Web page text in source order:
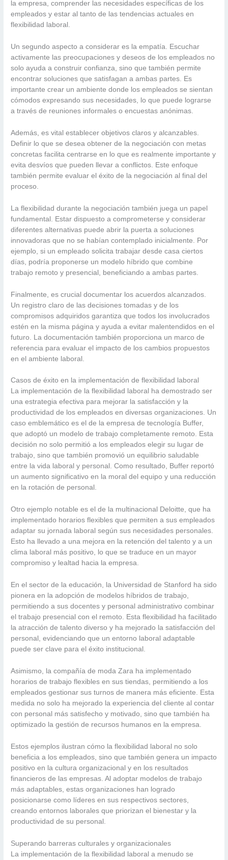
la empresa, comprender las necesidades específicas de los
empleados y estar al tanto de las tendencias actuales en
flexibilidad laboral.
Un segundo aspecto a considerar es la empatía. Escuchar
activamente las preocupaciones y deseos de los empleados no
solo ayuda a construir confianza, sino que también permite
encontrar soluciones que satisfagan a ambas partes. Es
importante crear un ambiente donde los empleados se sientan
cómodos expresando sus necesidades, lo que puede lograrse
a través de reuniones informales o encuestas anónimas.
Además, es vital establecer objetivos claros y alcanzables.
Definir lo que se desea obtener de la negociación con metas
concretas facilita centrarse en lo que es realmente importante y
evita desvíos que pueden llevar a conflictos. Este enfoque
también permite evaluar el éxito de la negociación al final del
proceso.
La flexibilidad durante la negociación también juega un papel
fundamental. Estar dispuesto a comprometerse y considerar
diferentes alternativas puede abrir la puerta a soluciones
innovadoras que no se habían contemplado inicialmente. Por
ejemplo, si un empleado solicita trabajar desde casa ciertos
días, podría proponerse un modelo híbrido que combine
trabajo remoto y presencial, beneficiando a ambas partes.
Finalmente, es crucial documentar los acuerdos alcanzados.
Un registro claro de las decisiones tomadas y de los
compromisos adquiridos garantiza que todos los involucrados
estén en la misma página y ayuda a evitar malentendidos en el
futuro. La documentación también proporciona un marco de
referencia para evaluar el impacto de los cambios propuestos
en el ambiente laboral.
Casos de éxito en la implementación de flexibilidad laboral
La implementación de la flexibilidad laboral ha demostrado ser
una estrategia efectiva para mejorar la satisfacción y la
productividad de los empleados en diversas organizaciones. Un
caso emblemático es el de la empresa de tecnología Buffer,
que adoptó un modelo de trabajo completamente remoto. Esta
decisión no solo permitió a los empleados elegir su lugar de
trabajo, sino que también promovió un equilibrio saludable
entre la vida laboral y personal. Como resultado, Buffer reportó
un aumento significativo en la moral del equipo y una reducción
en la rotación de personal.
Otro ejemplo notable es el de la multinacional Deloitte, que ha
implementado horarios flexibles que permiten a sus empleados
adaptar su jornada laboral según sus necesidades personales.
Esto ha llevado a una mejora en la retención del talento y a un
clima laboral más positivo, lo que se traduce en un mayor
compromiso y lealtad hacia la empresa.
En el sector de la educación, la Universidad de Stanford ha sido
pionera en la adopción de modelos híbridos de trabajo,
permitiendo a sus docentes y personal administrativo combinar
el trabajo presencial con el remoto. Esta flexibilidad ha facilitado
la atracción de talento diverso y ha mejorado la satisfacción del
personal, evidenciando que un entorno laboral adaptable
puede ser clave para el éxito institucional.
Asimismo, la compañía de moda Zara ha implementado
horarios de trabajo flexibles en sus tiendas, permitiendo a los
empleados gestionar sus turnos de manera más eficiente. Esta
medida no solo ha mejorado la experiencia del cliente al contar
con personal más satisfecho y motivado, sino que también ha
optimizado la gestión de recursos humanos en la empresa.
Estos ejemplos ilustran cómo la flexibilidad laboral no solo
beneficia a los empleados, sino que también genera un impacto
positivo en la cultura organizacional y en los resultados
financieros de las empresas. Al adoptar modelos de trabajo
más adaptables, estas organizaciones han logrado
posicionarse como líderes en sus respectivos sectores,
creando entornos laborales que priorizan el bienestar y la
productividad de su personal.
Superando barreras culturales y organizacionales
La implementación de la flexibilidad laboral a menudo se